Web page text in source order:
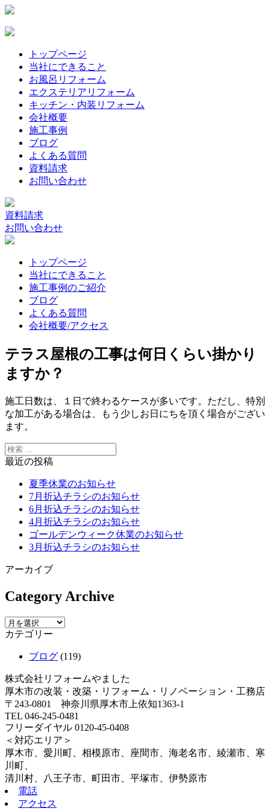
トップページ
当社にできること
お風呂リフォーム
エクステリアリフォーム
キッチン・内装リフォーム
会社概要
施工事例
ブログ
よくある質問
資料請求
お問い合わせ
資料請求
お問い合わせ
トップページ
当社にできること
施工事例のご紹介
ブログ
よくある質問
会社概要/アクセス
テラス屋根の工事は何日くらい掛かり
ますか？
施工日数は、１日で終わるケースが多いです。ただし、特別
な加工がある場合は、もう少しお日にちを頂く場合がござい
ます。
最近の投稿
夏季休業のお知らせ
7月折込チラシのお知らせ
6月折込チラシのお知らせ
4月折込チラシのお知らせ
ゴールデンウィーク休業のお知らせ
3月折込チラシのお知らせ
アーカイブ
Category Archive
カテゴリー
ブログ (119)
株式会社リフォームやました
厚木市の改装・改築・リフォーム・リノベーション・工務店
〒243-0801 神奈川県厚木市上依知1363-1
TEL 046-245-0481
フリーダイヤル 0120-45-0408
＜対応エリア＞
厚木市、愛川町、相模原市、座間市、海老名市、綾瀬市、寒
川町、
清川村、八王子市、町田市、平塚市、伊勢原市
電話
アクセス